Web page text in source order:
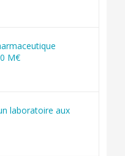
M€
laboratoire aux